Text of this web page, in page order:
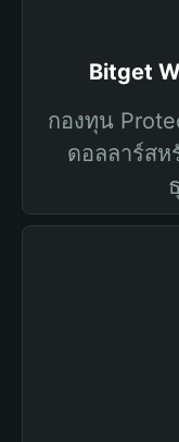
Bitget
กองทุน
ดอลลาร์สห